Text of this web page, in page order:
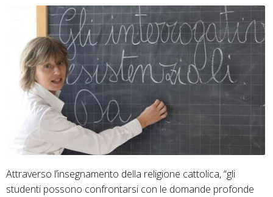
Attraverso l’insegnamento della religione cattolica, “gli
studenti possono confrontarsi con le domande profonde